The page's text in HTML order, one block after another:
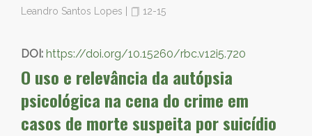
Leandro Santos Lopes 12-15
DOI: https://doi.org/10.15260/rbc.v12i5.720
O uso e relevância da autópsia
psicológica na cena do crime em
casos de morte suspeita por suicídio